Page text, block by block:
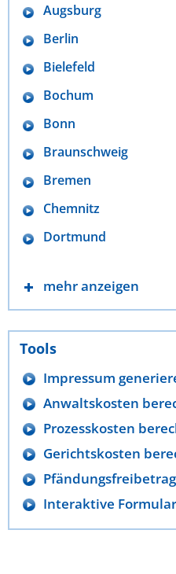
Augsburg
Berlin
Bielefeld
Bochum
Bonn
Braunschweig
Bremen
Chemnitz
Dortmund
mehr anzeigen
Tools
Impressum
Anwaltskosten
Prozesskosten
Gerichtskosten
Interaktive